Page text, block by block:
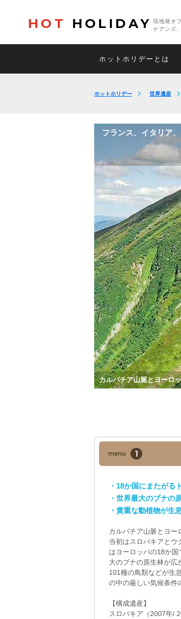
HOT HOLIDAY
現地発オ
ケアンズ
ホットホリデーとは
ホットホリデー 世界遺産
カルパチア山脈とヨーロ
フランス、イタリア
menu 1
・18か国にまたがる
・世界最大のブナの
・貴重な動植物が生
カルパチア山脈とヨー
当初はスロバキアとウ
はヨーロッパの18か
大のブナの原生林が広
101種の鳥類などが生
の中の厳しい気候条件
【構成遺産】
スロバキア（2007年/